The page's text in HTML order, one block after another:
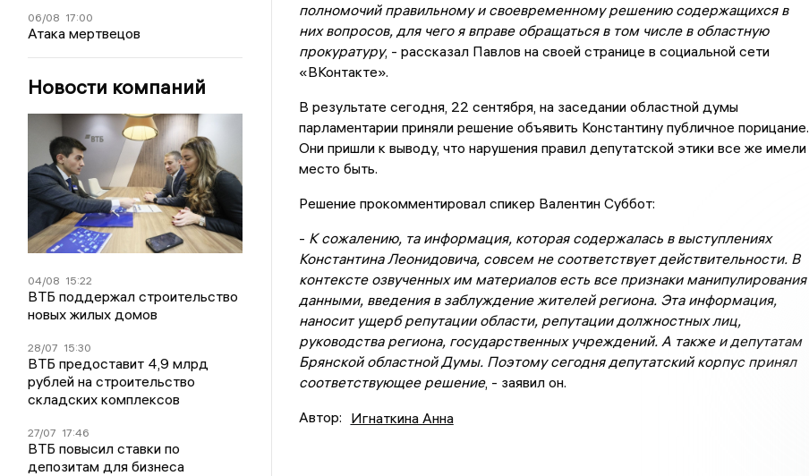
06/08 17:00
Атака мертвецов
Новости компаний
04/08 15:22
ВТБ поддержал строительство
новых жилых домов
28/07 15:30
ВТБ предоставит 4,9 млрд
рублей на строительство
складских комплексов
27/07 17:46
ВТБ повысил ставки по
депозитам для бизнеса
полномочий правильному и своевременному решению содержащихся в
них вопросов, для чего я вправе обращаться в том числе в областную
прокуратуру, - рассказал Павлов на своей странице в социальной сети
«ВКонтакте».
В результате сегодня, 22 сентября, на заседании областной думы
парламентарии приняли решение объявить Константину публичное порицание.
Они пришли к выводу, что нарушения правил депутатской этики все же имели
место быть.
Решение прокомментировал спикер Валентин Суббот:
- К сожалению, та информация, которая содержалась в выступлениях
Константина Леонидовича, совсем не соответствует действительности. В
контексте озвученных им материалов есть все признаки манипулирования
данными, введения в заблуждение жителей региона. Эта информация,
наносит ущерб репутации области, репутации должностных лиц,
руководства региона, государственных учреждений. А также и депутатам
Брянской областной Думы. Поэтому сегодня депутатский корпус принял
соответствующее решение, - заявил он.
Автор: Игнаткина Анна